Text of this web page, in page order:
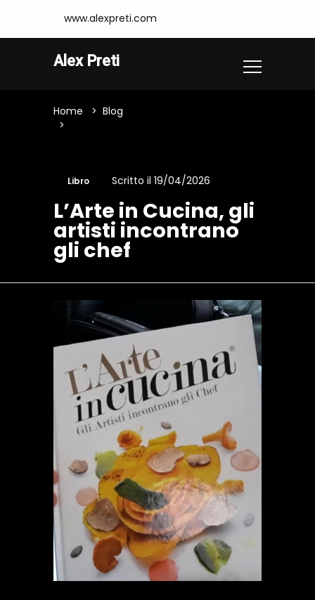
www.alexpreti.com
Alex Preti
Home
Blog
Libro Scritto il 19/04/2026
L’Arte in Cucina, gli
artisti incontrano
gli chef